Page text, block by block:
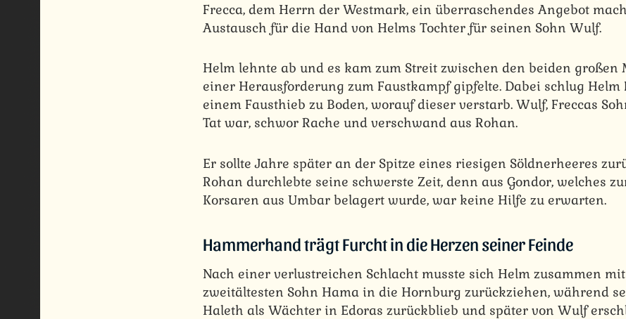
Frecca, dem Herrn der Westmark, ein überraschendes Angebot
Austausch für die Hand von Helms Tochter für seinen Sohn Wulf.
Helm lehnte ab und es kam zum Streit zwischen den beiden großen
einer Herausforderung zum Faustkampf gipfelte. Dabei schlug Helm
einem Fausthieb zu Boden, worauf dieser verstarb. Wulf, Freccas
Tat war, schwor Rache und verschwand aus Rohan.
Er sollte Jahre später an der Spitze eines riesigen Söldnerheeres
Rohan durchlebte seine schwerste Zeit, denn aus Gondor, welches
Korsaren aus Umbar belagert wurde, war keine Hilfe zu erwarten.
Hammerhand trägt Furcht in die Herzen seiner Feinde
Nach einer verlustreichen Schlacht musste sich Helm zusammen
zweitältesten Sohn Hama in die Hornburg zurückziehen, während
Haleth als Wächter in Edoras zurückblieb und später von Wulf